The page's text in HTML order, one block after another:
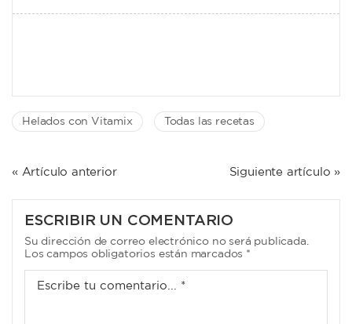
Helados con Vitamix Todas las recetas
NAVEGACIÓN
ENTRADAS
« Artículo anterior Siguiente artículo »
ESCRIBIR UN COMENTARIO
Su dirección de correo electrónico no será publicada.
Los campos obligatorios están marcados *